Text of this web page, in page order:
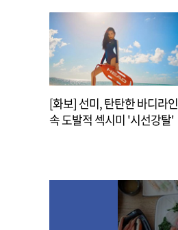
[화보] 선미, 탄탄한 바디라인
속 도발적 섹시미 '시선강탈'